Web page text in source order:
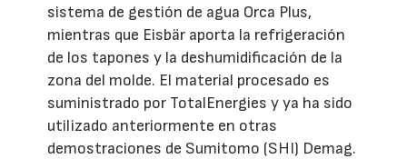
sistema de gestión de agua Orca Plus,
mientras que Eisbär aporta la refrigeración
de los tapones y la deshumidificación de la
zona del molde. El material procesado es
suministrado por TotalEnergies y ya ha sido
utilizado anteriormente en otras
demostraciones de Sumitomo (SHI) Demag.